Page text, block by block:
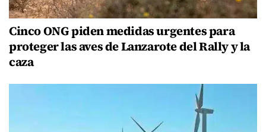
Cinco ONG piden medidas urgentes para
proteger las aves de Lanzarote del Rally y la
caza